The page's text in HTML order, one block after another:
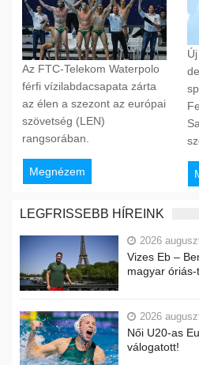
Az FTC-Telekom Waterpolo
férfi vízilabdacsapata zárta
az élen a szezont az európai
szövetség (LEN)
rangsorában.
Megnézem
LEGFRISSEBB HÍREINK
2026
Vizes Eb –
magyar
2026
Női U20-as
válogatott!